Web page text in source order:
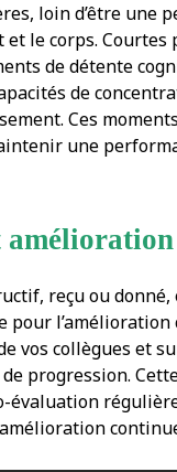
loin d’être une
le corps. Courtes
de détente
de
Ces
une
reçu ou donné,
pour l’amélioration
vos collègues et
progression.
évaluation